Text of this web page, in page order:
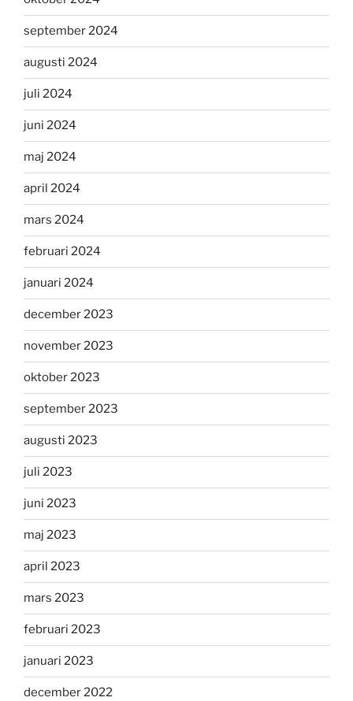
september 2024
augusti 2024
juli 2024
juni 2024
maj 2024
april 2024
mars 2024
februari 2024
januari 2024
december 2023
november 2023
oktober 2023
september 2023
augusti 2023
juli 2023
juni 2023
maj 2023
april 2023
mars 2023
februari 2023
januari 2023
december 2022